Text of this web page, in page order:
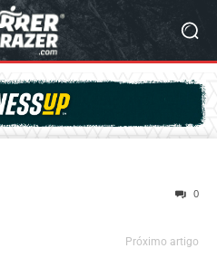
0
Próximo artigo